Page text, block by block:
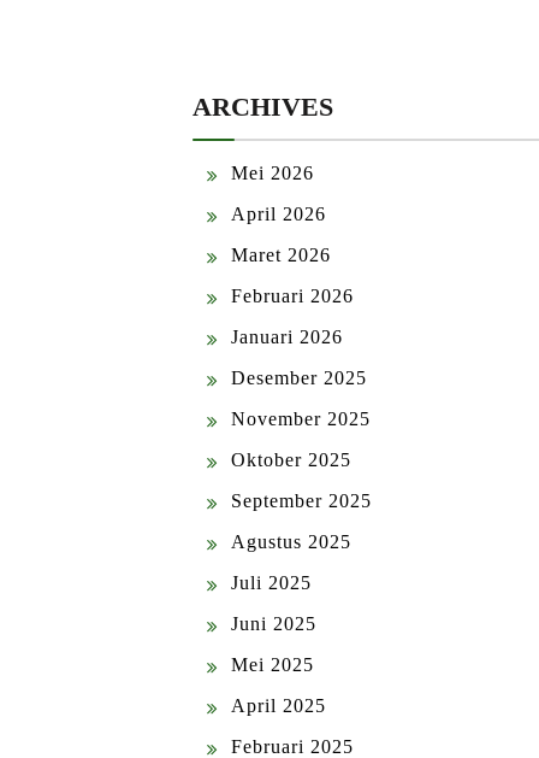
ARCHIVES
Mei 2026
April 2026
Maret 2026
Februari 2026
Januari 2026
Desember 2025
November 2025
Oktober 2025
September 2025
Agustus 2025
Juli 2025
Juni 2025
Mei 2025
April 2025
Februari 2025